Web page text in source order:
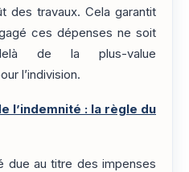
des travaux. Cela garantit
ces dépenses ne soit
de la plus-value
l’indivision.
l’indemnité : la règle du
due au titre des impenses